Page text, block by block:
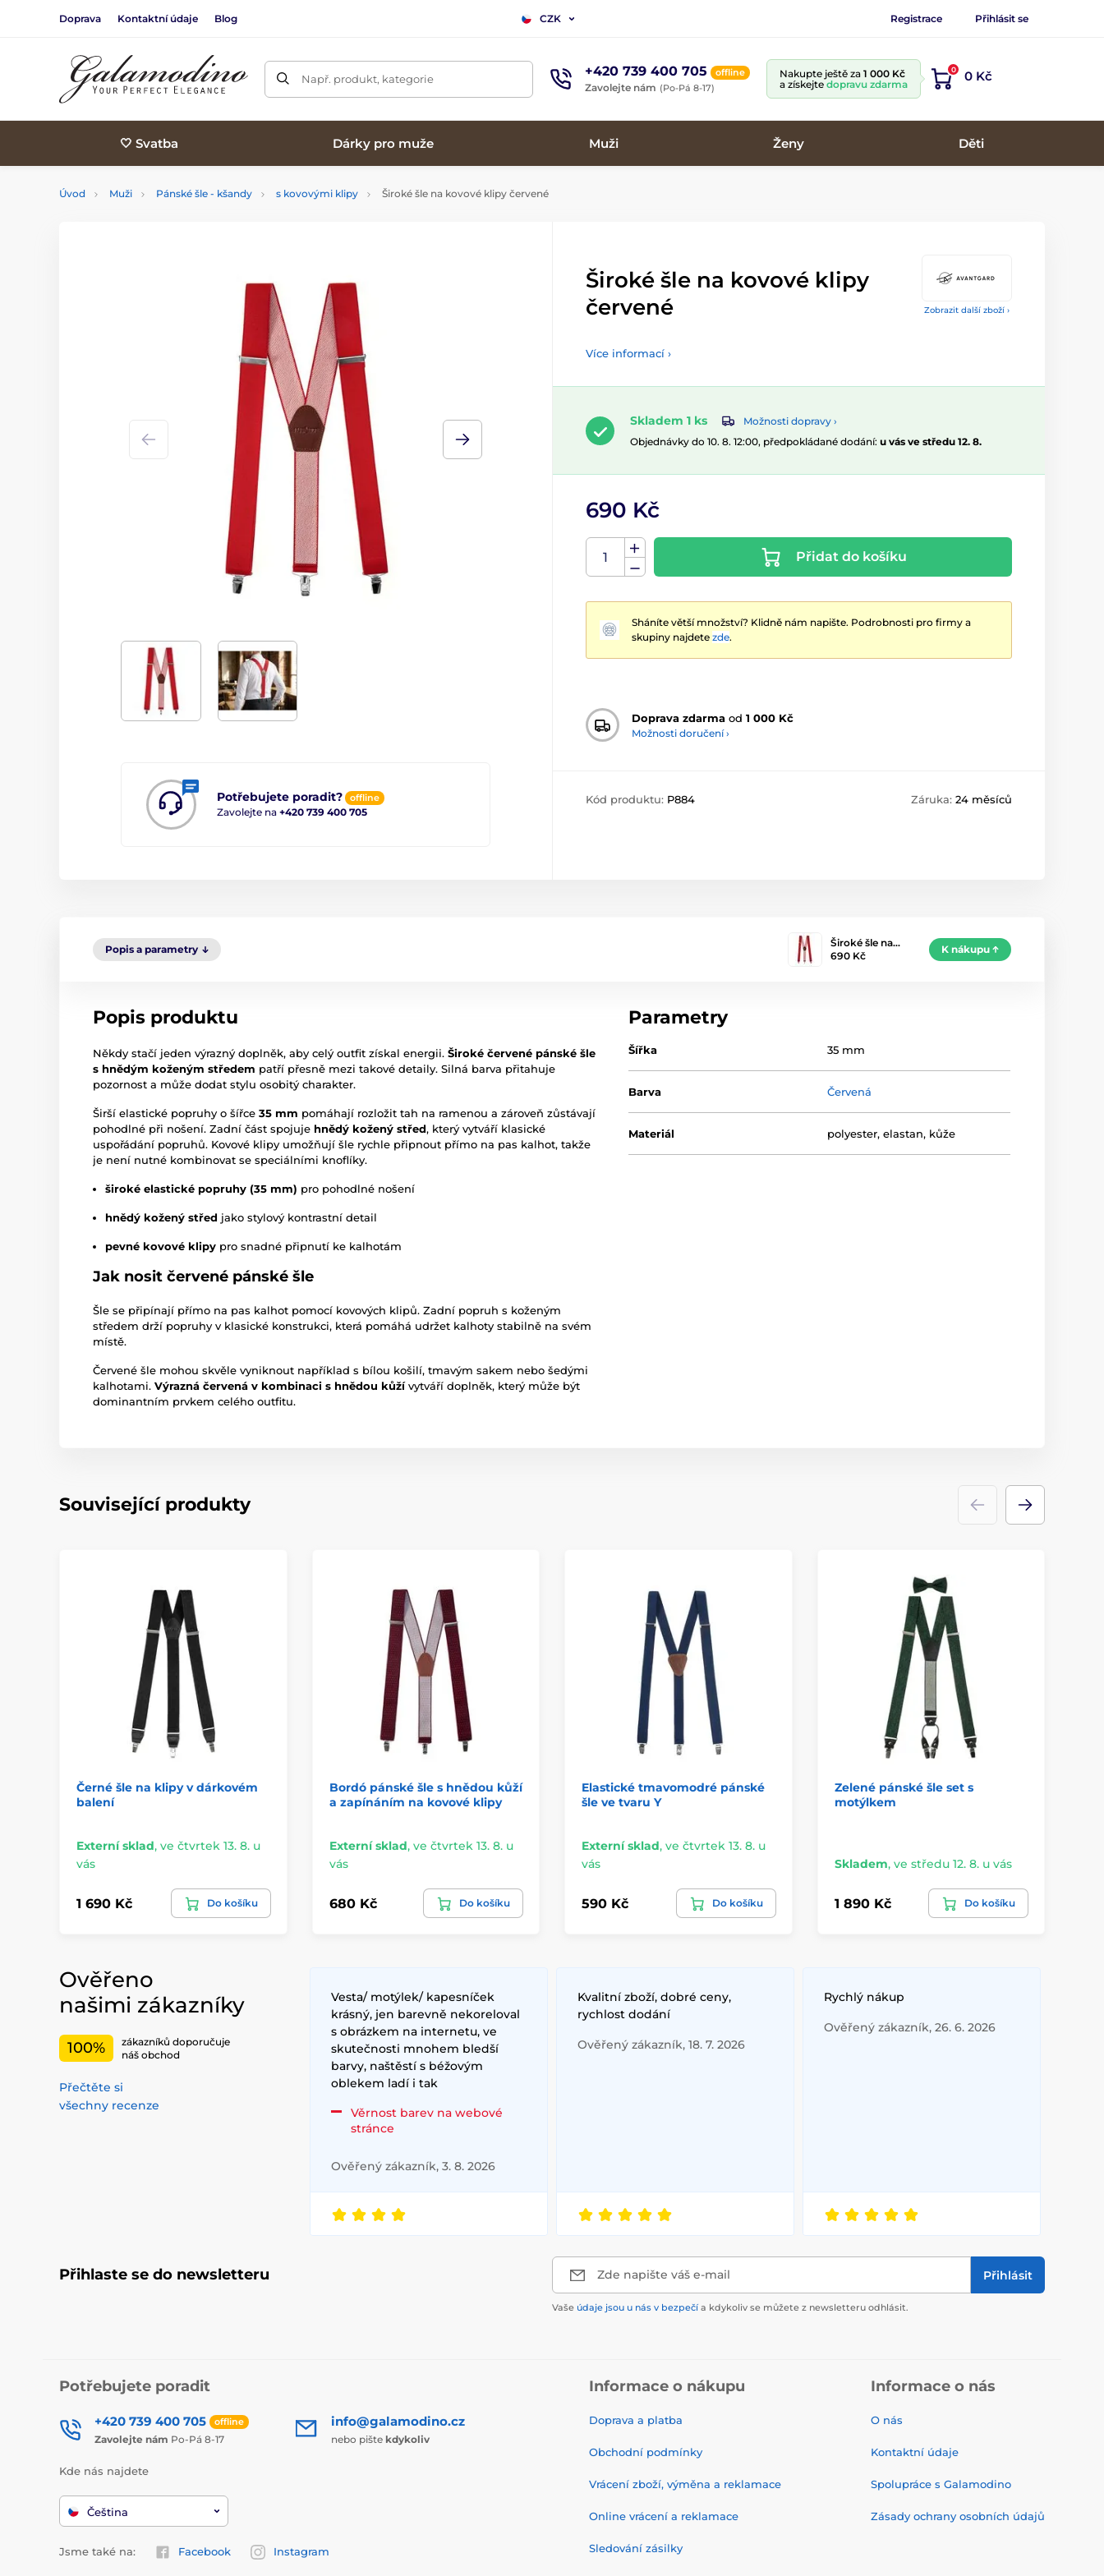
Doprava Kontaktní údaje Blog CZK Registrace Přihlásit se
Např. produkt, kategorie +420 739 400 705 offline
Zavolejte nám (Po-Pá 8-17)
Nakupte ještě za 1 000 Kč
a získejte dopravu zdarma
0 0 Kč
🤍 Svatba Dárky pro muže Muži Ženy Děti
Úvod Muži Pánské šle - kšandy s kovovými klipy Široké šle na kovové klipy červené
Zobrazit další zboží ›
Potřebujete poradit? offline
Zavolejte na +420 739 400 705
Široké šle na kovové klipy
červené
Více informací ›
Skladem 1 ks
Možnosti dopravy ›
Objednávky do 10. 8. 12:00, předpokládané dodání: u vás ve středu 12. 8.
690 Kč
Přidat do košíku
Sháníte větší množství? Klidně nám napište. Podrobnosti pro firmy a
skupiny najdete zde.
Doprava zdarma od 1 000 Kč
Možnosti doručení ›
Kód produktu: P884 Záruka: 24 měsíců
Popis a parametry
Široké šle na…
690 Kč
K nákupu
Popis produktu
Někdy stačí jeden výrazný doplněk, aby celý outfit získal energii. Široké červené pánské šle
s hnědým koženým středem patří přesně mezi takové detaily. Silná barva přitahuje
pozornost a může dodat stylu osobitý charakter.
Širší elastické popruhy o šířce 35 mm pomáhají rozložit tah na ramenou a zároveň zůstávají
pohodlné při nošení. Zadní část spojuje hnědý kožený střed, který vytváří klasické
uspořádání popruhů. Kovové klipy umožňují šle rychle připnout přímo na pas kalhot, takže
je není nutné kombinovat se speciálními knoflíky.
široké elastické popruhy (35 mm) pro pohodlné nošení
hnědý kožený střed jako stylový kontrastní detail
pevné kovové klipy pro snadné připnutí ke kalhotám
Jak nosit červené pánské šle
Šle se připínají přímo na pas kalhot pomocí kovových klipů. Zadní popruh s koženým
středem drží popruhy v klasické konstrukci, která pomáhá udržet kalhoty stabilně na svém
místě.
Červené šle mohou skvěle vyniknout například s bílou košilí, tmavým sakem nebo šedými
kalhotami. Výrazná červená v kombinaci s hnědou kůžívytváří doplněk, který může být
dominantním prvkem celého outfitu.
Parametry
Šířka 35 mm
Barva Červená
Materiál polyester, elastan, kůže
Související produkty
Černé šle na klipy v dárkovém
balení
Externí sklad, ve čtvrtek 13. 8. u
vás
1 690 Kč Do košíku
Bordó pánské šle s hnědou kůží
a zapínáním na kovové klipy
Externí sklad, ve čtvrtek 13. 8. u
vás
680 Kč Do košíku
Elastické tmavomodré pánské
šle ve tvaru Y
Externí sklad, ve čtvrtek 13. 8. u
vás
590 Kč Do košíku
Zelené pánské šle set s
motýlkem
Skladem, ve středu 12. 8. u vás
1 890 Kč Do košíku
Ověřeno
našimi zákazníky
100%
zákazníků doporučuje
náš obchod
Přečtěte si
všechny recenze
Vesta/ motýlek/ kapesníček
krásný, jen barevně nekoreloval
s obrázkem na internetu, ve
skutečnosti mnohem bledší
barvy, naštěstí s béžovým
oblekem ladí i tak
Věrnost barev na webové
stránce
Ověřený zákazník, 3. 8. 2026
Kvalitní zboží, dobré ceny,
rychlost dodání
Ověřený zákazník, 18. 7. 2026
Rychlý nákup
Ověřený zákazník, 26. 6. 2026
Přihlaste se do newsletteru Zde napište váš e-mail Přihlásit
Vaše údaje jsou u nás v bezpečí a kdykoliv se můžete z newsletteru odhlásit.
Potřebujete poradit
+420 739 400 705 offline
Zavolejte nám Po-Pá 8-17
info@galamodino.cz
nebo pište kdykoliv
Kde nás najdete
Čeština
Jsme také na: Facebook Instagram
Informace o nákupu
Doprava a platba
Obchodní podmínky
Vrácení zboží, výměna a reklamace
Online vrácení a reklamace
Sledování zásilky
Informace o nás
O nás
Kontaktní údaje
Spolupráce s Galamodino
Zásady ochrany osobních údajů